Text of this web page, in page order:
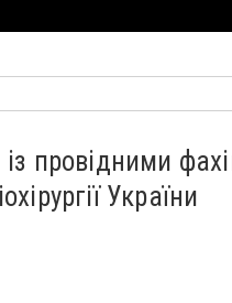
провідними
України